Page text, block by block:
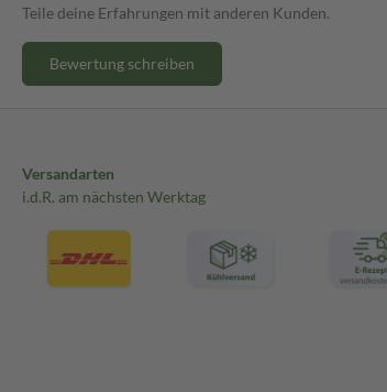
Teile deine Erfahrungen mit anderen Kunden.
Bewertung schreiben
Versandarten
i.d.R. am nächsten Werktag